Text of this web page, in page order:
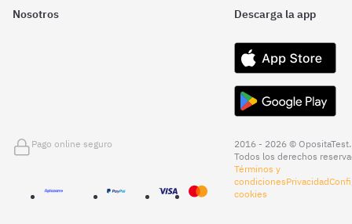
Nosotros Descarga la app
Pago online seguro
2016 - 2026 © OpositaTest.
Todos los derechos
Términos y
condicionesPrivacidad
cookies